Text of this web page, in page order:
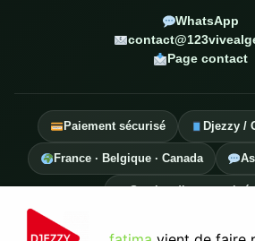
WhatsApp
Page contact
Paiement sécurisé Djezzy /
France · Belgique · Canada